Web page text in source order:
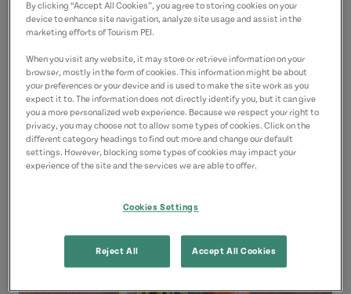
9028929632(P)
By clicking “Accept All Cookies”, you agree to storing cookies on your
device to enhance site navigation, analyze site usage and assist in the
marketing efforts of Tourism PEI.
When you visit any website, it may store or retrieve information on your
browser, mostly in the form of cookies. This information might be about
your preferences or your device and is used to make the site work as you
expect it to. The information does not directly identify you, but it can give
you a more personalized web experience. Because we respect your right to
privacy, you may choose not to allow some types of cookies. Click on the
different category headings to find out more and change our default
settings. However, blocking some types of cookies may impact your
experience of the site and the services we are able to offer.
Cookies Settings
Reject All Accept All Cookies